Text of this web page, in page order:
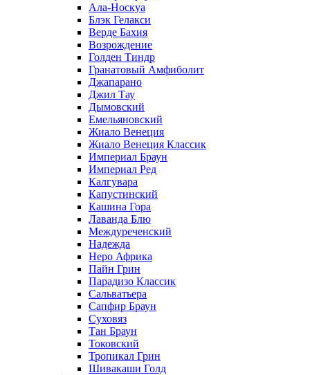
Ала-Носкуа
Блэк Гелакси
Верде Бахия
Возрождение
Голден Тиндр
Гранатовый Амфиболит
Джапарано
Джил Тау
Дымовский
Емельяновский
Жиало Венеция
Жиало Венеция Классик
Империал Браун
Империал Ред
Калгувара
Капустинский
Кашина Гора
Лаванда Блю
Междуреченский
Надежда
Неро Африка
Пайн Грин
Парадизо Классик
Сальватьера
Сапфир Браун
Суховяз
Тан Браун
Токовский
Тропикал Грин
Шивакаши Голд